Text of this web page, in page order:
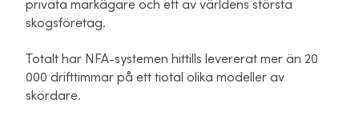
privata markägare och ett av världens största
skogsföretag.
Totalt har NFA-systemen hittills levererat mer än 20
000 drifttimmar på ett tiotal olika modeller av
skördare.